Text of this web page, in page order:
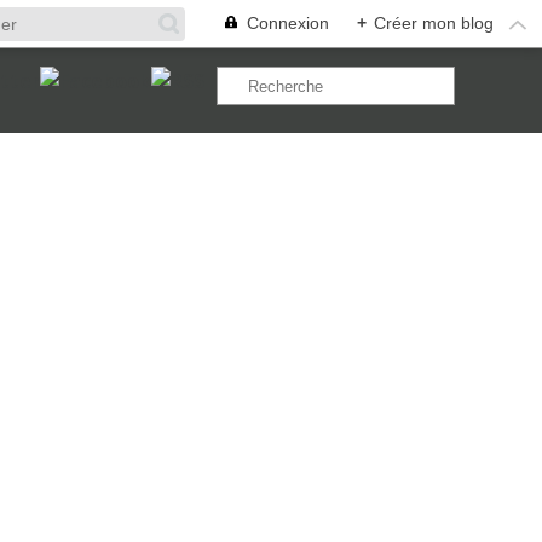
Connexion + Créer mon blog